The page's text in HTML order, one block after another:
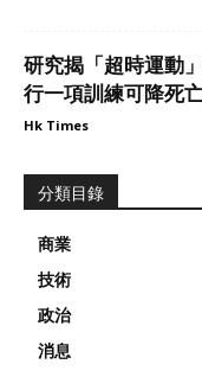
研究揭「超時運動
行一項訓練可降死
Hk Times
分類目錄
商業
技術
政治
消息